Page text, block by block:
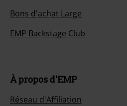
Bons d'achat Large
EMP Backstage Club
À propos d'EMP
Réseau d'Affiliation